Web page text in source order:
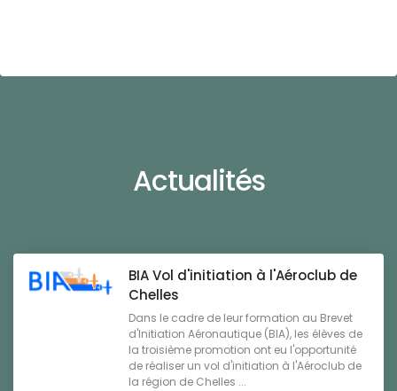
Actualités
BIA Vol d'initiation à l'Aéroclub de
Chelles
Dans le cadre de leur formation au Brevet
d'Initiation Aéronautique (BIA), les élèves de
la troisième promotion ont eu l'opportunité
de réaliser un vol d'initiation à l'Aéroclub de
la région de Chelles ...